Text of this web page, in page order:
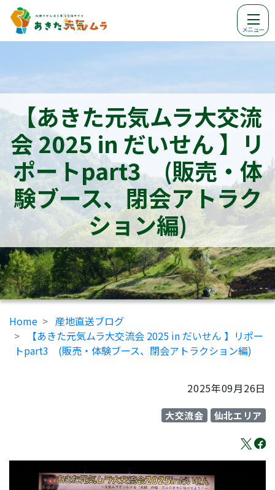
メニュー
【あきた元気ムラ大交流
会 2025 in だいせん 】リ
ポートpart3 (販売・体
験ブース、閉会アトラク
ション編)
Home
産地直送ブログ
【あきた元気ムラ大交流会 2025 in だいせん 】リポー
トpart3 (販売・体験ブース、閉会アトラクション編)
2025年09月26日
大交流会 仙北エリア